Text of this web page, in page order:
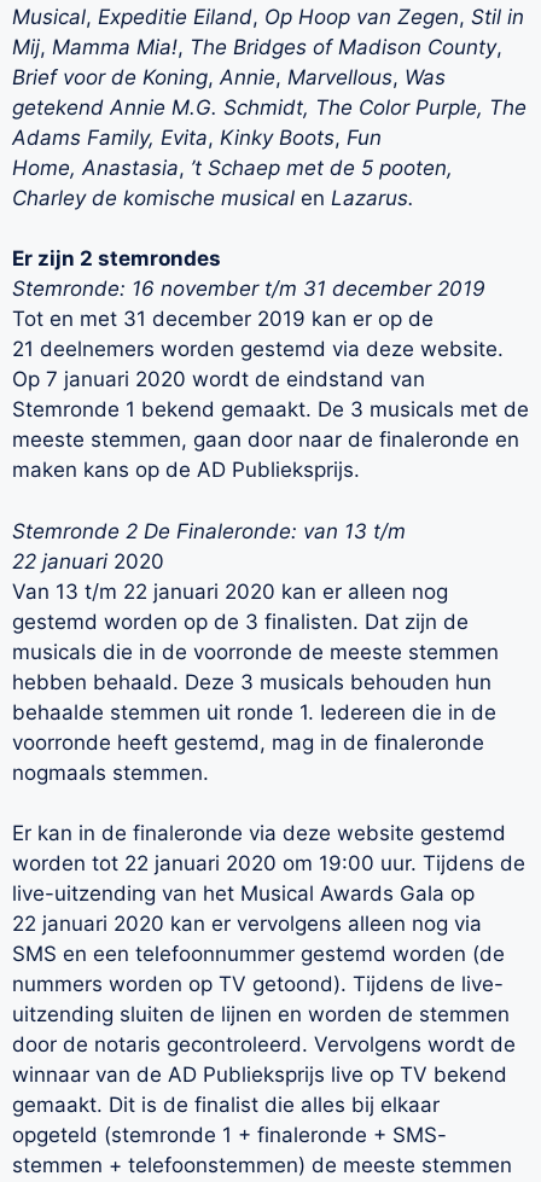
Musical, Expeditie Eiland, Op Hoop van Zegen, Stil in
Mij, Mamma Mia!, The Bridges of Madison County,
Brief voor de Koning, Annie, Marvellous, Was
getekend Annie M.G. Schmidt, The Color Purple, The
Adams Family, Evita, Kinky Boots, Fun
Home, Anastasia, ’t Schaep met de 5 pooten,
Charley de komische musical en Lazarus.
Er zijn 2 stemrondes
Stemronde: 16 november t/m 31 december 2019
Tot en met 31 december 2019 kan er op de
21 deelnemers worden gestemd via deze website.
Op 7 januari 2020 wordt de eindstand van
Stemronde 1 bekend gemaakt. De 3 musicals met de
meeste stemmen, gaan door naar de finaleronde en
maken kans op de AD Publieksprijs.
Stemronde 2 De Finaleronde: van 13 t/m
22 januari 2020
Van 13 t/m 22 januari 2020 kan er alleen nog
gestemd worden op de 3 finalisten. Dat zijn de
musicals die in de voorronde de meeste stemmen
hebben behaald. Deze 3 musicals behouden hun
behaalde stemmen uit ronde 1. Iedereen die in de
voorronde heeft gestemd, mag in de finaleronde
nogmaals stemmen.
Er kan in de finaleronde via deze website gestemd
worden tot 22 januari 2020 om 19:00 uur. Tijdens de
live-uitzending van het Musical Awards Gala op
22 januari 2020 kan er vervolgens alleen nog via
SMS en een telefoonnummer gestemd worden (de
nummers worden op TV getoond). Tijdens de live-
uitzending sluiten de lijnen en worden de stemmen
door de notaris gecontroleerd. Vervolgens wordt de
winnaar van de AD Publieksprijs live op TV bekend
gemaakt. Dit is de finalist die alles bij elkaar
opgeteld (stemronde 1 + finaleronde + SMS-
stemmen + telefoonstemmen) de meeste stemmen